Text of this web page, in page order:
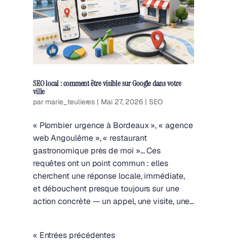
SEO local : comment être visible sur Google dans votre
ville
par marie_teulieres | Mai 27, 2026 | SEO
« Plombier urgence à Bordeaux », « agence
web Angoulême », « restaurant
gastronomique près de moi »… Ces
requêtes ont un point commun : elles
cherchent une réponse locale, immédiate,
et débouchent presque toujours sur une
action concrète — un appel, une visite, une...
« Entrées précédentes